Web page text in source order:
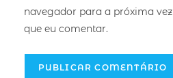
navegador para a próxima vez
que eu comentar.